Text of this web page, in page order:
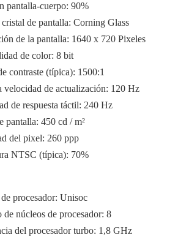
pantalla-cuerpo: 90%
de pantalla: Corning Glass
de la pantalla: 1640 x 720 Pixeles
de color: 8 bit
contraste (típica): 1500:1
velocidad de actualización: 120 Hz
de respuesta táctil: 240 Hz
pantalla: 450 cd / m²
del pixel: 260 ppp
NTSC (típica): 70%
procesador: Unisoc
de núcleos de procesador: 8
del procesador turbo: 1,8 GHz